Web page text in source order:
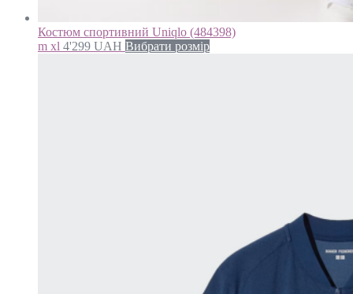
Костюм спортивний Uniqlo (484398)
m xl 4'299 UAH Вибрати розмір